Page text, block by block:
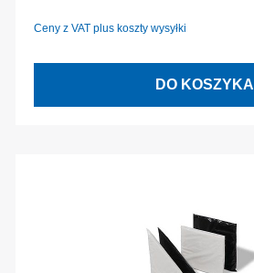
Ceny z VAT plus koszty wysyłki
DO KOSZYKA